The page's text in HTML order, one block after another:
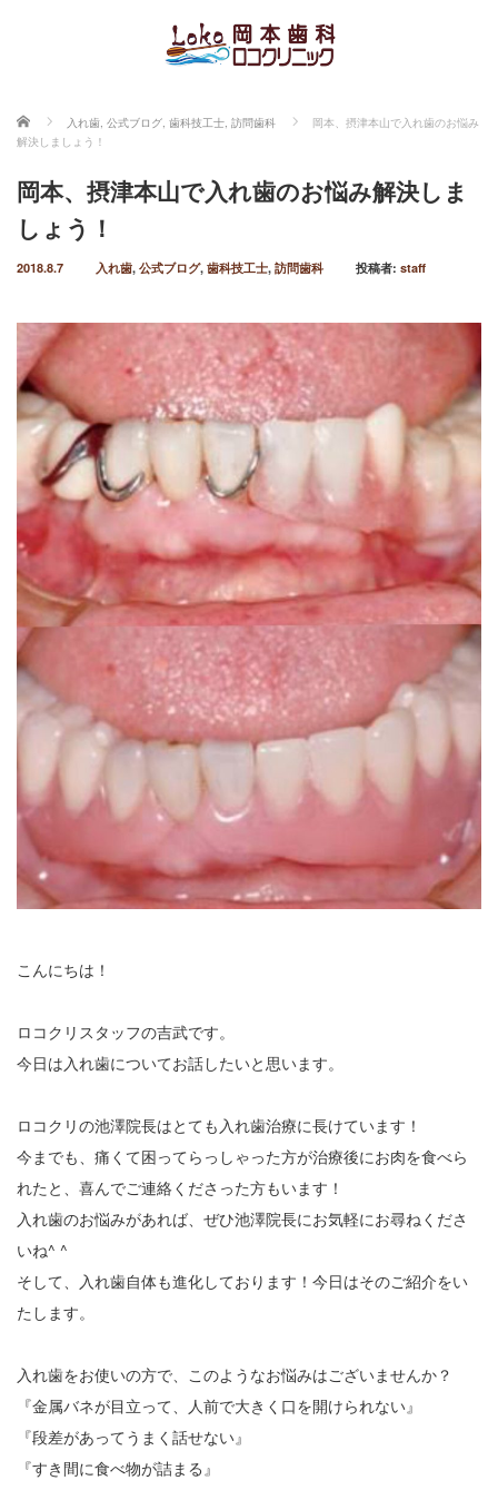
ホーム 入れ歯, 公式ブログ, 歯科技工士, 訪問歯科
岡本、摂津本山で入れ歯のお悩み
解決しましょう！
岡本、摂津本山で入れ歯のお悩み解決しま
しょう！
2018.8.7 入れ歯, 公式ブログ, 歯科技工士, 訪問歯科 投稿者: staff
こんにちは！
ロコクリスタッフの吉武です。
今日は入れ歯についてお話したいと思います。
ロコクリの池澤院長はとても入れ歯治療に長けています！
今までも、痛くて困ってらっしゃった方が治療後にお肉を食べら
れたと、喜んでご連絡くださった方もいます！
入れ歯のお悩みがあれば、ぜひ池澤院長にお気軽にお尋ねくださ
いね^ ^
そして、入れ歯自体も進化しております！今日はそのご紹介をい
たします。
入れ歯をお使いの方で、このようなお悩みはございませんか？
『金属バネが目立って、人前で大きく口を開けられない』
『段差があってうまく話せない』
『すき間に食べ物が詰まる』